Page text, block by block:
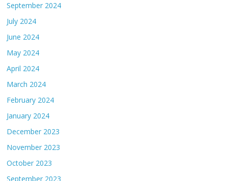
September 2024
July 2024
June 2024
May 2024
April 2024
March 2024
February 2024
January 2024
December 2023
November 2023
October 2023
September 2023